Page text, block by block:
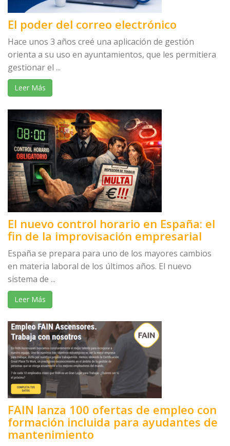
El poder del correo electrónico
Hace unos 3 años creé una aplicación de gestión
orienta a su uso en ayuntamientos, que les permitiera
gestionar el ...
Leer Más
El nuevo control horario en España: el
fin de la improvisación empresarial
España se prepara para uno de los mayores cambios
en materia laboral de los últimos años. El nuevo
sistema de ...
Leer Más
FAIN lanza 100 ofertas de empleo con
formación incluida para ayudantes de
mantenimiento